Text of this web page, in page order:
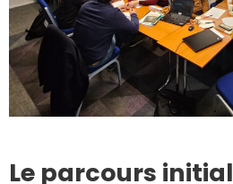
Le parcours initial